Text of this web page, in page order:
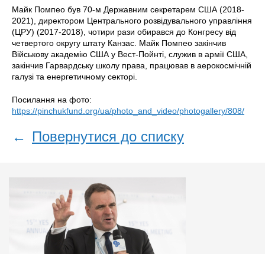
Майк Помпео був 70-м Державним секретарем США (2018-
2021), директором Центрального розвідувального управління
(ЦРУ) (2017-2018), чотири рази обирався до Конгресу від
четвертого округу штату Канзас. Майк Помпео закінчив
Військову академію США у Вест-Пойнті, служив в армії США,
закінчив Гарвардську школу права, працював в аерокосмічній
галузі та енергетичному секторі.
Посилання на фото:
https://pinchukfund.org/ua/photo_and_video/photogallery/808/
← Повернутися до списку